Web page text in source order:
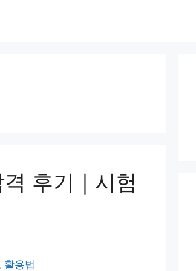
후기｜시험